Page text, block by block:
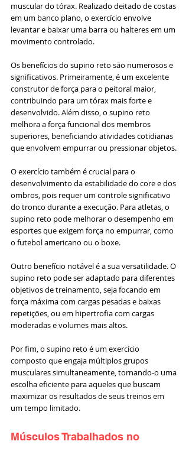
muscular do tórax. Realizado deitado de costas
em um banco plano, o exercício envolve
levantar e baixar uma barra ou halteres em um
movimento controlado.
Os benefícios do supino reto são numerosos e
significativos. Primeiramente, é um excelente
construtor de força para o peitoral maior,
contribuindo para um tórax mais forte e
desenvolvido. Além disso, o supino reto
melhora a força funcional dos membros
superiores, beneficiando atividades cotidianas
que envolvem empurrar ou pressionar objetos.
O exercício também é crucial para o
desenvolvimento da estabilidade do core e dos
ombros, pois requer um controle significativo
do tronco durante a execução. Para atletas, o
supino reto pode melhorar o desempenho em
esportes que exigem força no empurrar, como
o futebol americano ou o boxe.
Outro benefício notável é a sua versatilidade. O
supino reto pode ser adaptado para diferentes
objetivos de treinamento, seja focando em
força máxima com cargas pesadas e baixas
repetições, ou em hipertrofia com cargas
moderadas e volumes mais altos.
Por fim, o supino reto é um exercício
composto que engaja múltiplos grupos
musculares simultaneamente, tornando-o uma
escolha eficiente para aqueles que buscam
maximizar os resultados de seus treinos em
um tempo limitado.
Músculos Trabalhados no